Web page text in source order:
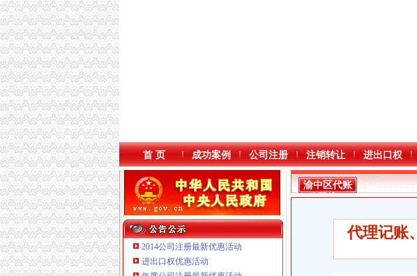
首 页 成功案例 公司注册 注销转让 进出口权
2014公司注册最新优惠活动
进出口权优惠活动
渝中区代账
公司流程
代理记账